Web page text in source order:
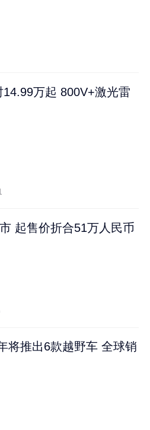
万起 800V+激光雷
起售价折合51万人民币
将推出6款越野车 全球销